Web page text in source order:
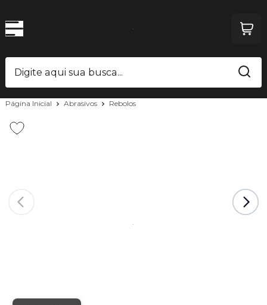
Página Inicial Abrasivos Rebolos